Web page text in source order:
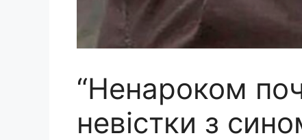
“Ненароком
невістки з